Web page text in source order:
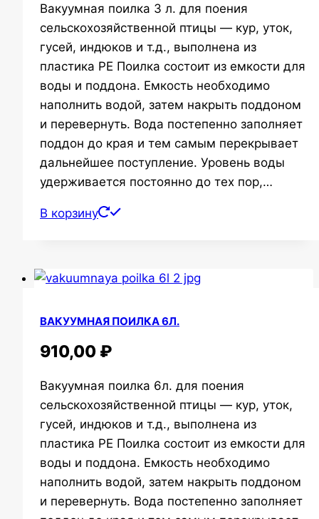
Вакуумная поилка 3 л. для поения
сельскохозяйственной птицы — кур, уток,
гусей, индюков и т.д., выполнена из
пластика РЕ Поилка состоит из емкости для
воды и поддона. Емкость необходимо
наполнить водой, затем накрыть поддоном
и перевернуть. Вода постепенно заполняет
поддон до края и тем самым перекрывает
дальнейшее поступление. Уровень воды
удерживается постоянно до тех пор,…
В корзину
ВАКУУМНАЯ ПОИЛКА 6Л.
910,00 ₽
Вакуумная поилка 6л. для поения
сельскохозяйственной птицы — кур, уток,
гусей, индюков и т.д., выполнена из
пластика РЕ Поилка состоит из емкости для
воды и поддона. Емкость необходимо
наполнить водой, затем накрыть поддоном
и перевернуть. Вода постепенно заполняет